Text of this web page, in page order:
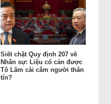
Siết chặt Quy định 207 về
Nhân sự: Liệu có cản được
Tô Lâm cài cắm người thân
tín?